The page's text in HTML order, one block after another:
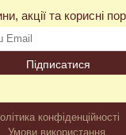
акції та корисні
Підписатися
конфіденційності
Умови використання